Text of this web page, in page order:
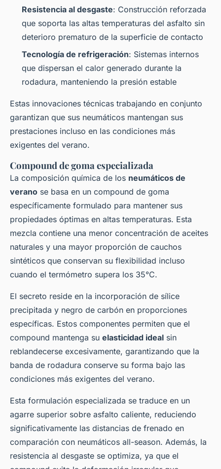
Resistencia al desgaste: Construcción reforzada
que soporta las altas temperaturas del asfalto sin
deterioro prematuro de la superficie de contacto
Tecnología de refrigeración: Sistemas internos
que dispersan el calor generado durante la
rodadura, manteniendo la presión estable
Estas innovaciones técnicas trabajando en conjunto
garantizan que sus neumáticos mantengan sus
prestaciones incluso en las condiciones más
exigentes del verano.
Compound de goma especializada
La composición química de los neumáticos de
verano se basa en un compound de goma
específicamente formulado para mantener sus
propiedades óptimas en altas temperaturas. Esta
mezcla contiene una menor concentración de aceites
naturales y una mayor proporción de cauchos
sintéticos que conservan su flexibilidad incluso
cuando el termómetro supera los 35°C.
El secreto reside en la incorporación de sílice
precipitada y negro de carbón en proporciones
específicas. Estos componentes permiten que el
compound mantenga su elasticidad ideal sin
reblandecerse excesivamente, garantizando que la
banda de rodadura conserve su forma bajo las
condiciones más exigentes del verano.
Esta formulación especializada se traduce en un
agarre superior sobre asfalto caliente, reduciendo
significativamente las distancias de frenado en
comparación con neumáticos all-season. Además, la
resistencia al desgaste se optimiza, ya que el